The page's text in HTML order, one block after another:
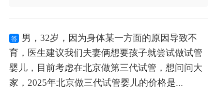
答
男，32岁，因为身体某一方面的原因导致不
育，医生建议我们夫妻俩想要孩子就尝试做试管
婴儿，目前考虑在北京做第三代试管，想问问大
家，2025年北京做三代试管婴儿的价格是...